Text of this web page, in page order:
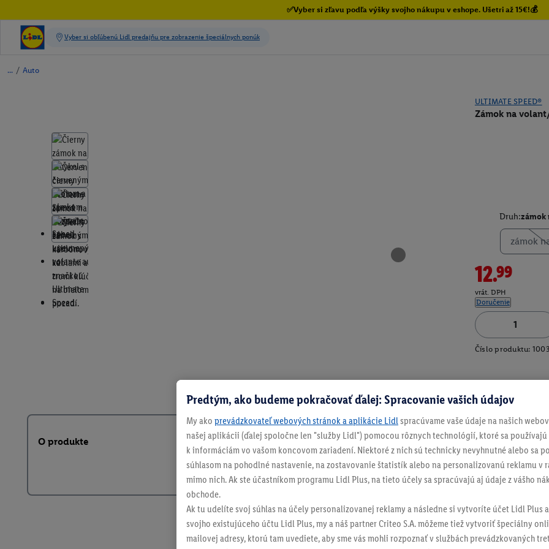
✅Vyber si zľavu podľa výšky svojho nákupu v eshope. Ušetri až 15€!💰
/ Auto
ULTIMATE SPEED®
Zámok na
Druh:zámok
zámok
12.99
vrát. DPH
Doručenie
Číslo produktu:
O produkte
Predtým, ako budeme pokračovať ďalej: Spracovanie vašich údajov
My ako prevádzkovateľ webových stránok a aplikácie Lidl spracúvame vaše údaje na našich
našej aplikácii (ďalej spoločne len "služby Lidl") pomocou rôznych technológií, ktoré sa
k informáciám vo vašom koncovom zariadení. Niektoré z nich sú technicky nevyhnutné alebo sa
súhlasom na pohodlné nastavenie, na zostavovanie štatistík alebo na personalizovanú reklamu v
mimo nich. Ak ste účastníkom programu Lidl Plus, na tieto účely sa spracúvajú aj údaje z vášho
obchode.
Ak tu udelíte svoj súhlas na účely personalizovanej reklamy a následne si vytvoríte účet Lidl Plus
svojho existujúceho účtu Lidl Plus, my a náš partner Criteo S.A. môžeme tiež vytvoriť špeciálny
mailovej adresy, ktorú tam uvediete, aby sme vás mohli rozpoznať v službách prevádzkovaných